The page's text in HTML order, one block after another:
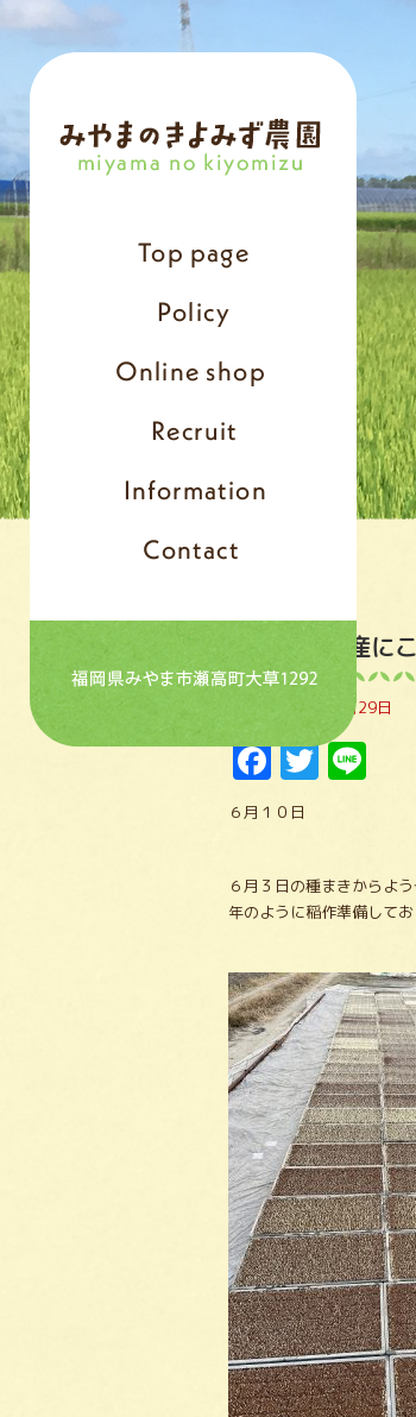
令和７年産に
2025年6月29日
Facebook
６月１０日
６月３日の種まきからよ
年のように稲作準備して